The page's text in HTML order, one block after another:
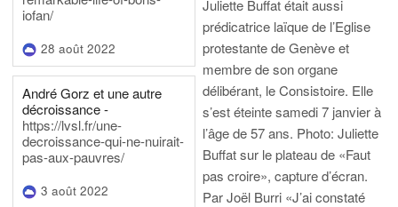
iofan/
28 août 2022
André Gorz et une autre
décroissance -
https://lvsl.fr/une-
decroissance-qui-ne-nuirait-
pas-aux-pauvres/
3 août 2022
Juliette Buffat était aussi
prédicatrice laïque de l’Eglise
protestante de Genève et
membre de son organe
délibérant, le Consistoire. Elle
s’est éteinte samedi 7 janvier à
l’âge de 57 ans. Photo: Juliette
Buffat sur le plateau de «Faut
pas croire», capture d’écran.
Par Joël Burri «J’ai constaté